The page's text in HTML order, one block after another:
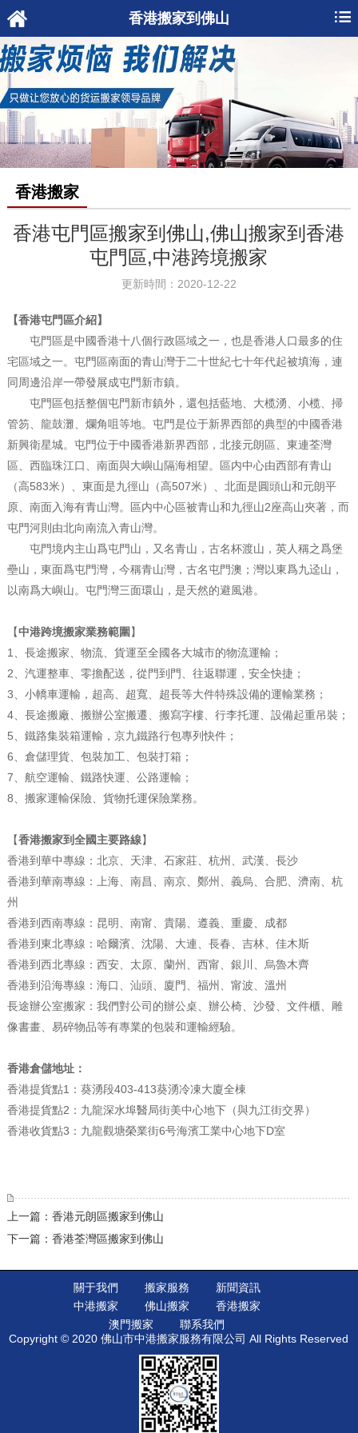
香港搬家到佛山
香港搬家
香港屯門區搬家到佛山,佛山搬家到香港
屯門區,中港跨境搬家
更新時間：2020-12-22
【香港屯門區介紹】
屯門區是中國香港十八個行政區域之一，也是香港人口最多的住
宅區域之一。屯門區南面的青山灣于二十世紀七十年代起被填海，連
同周邊沿岸一帶發展成屯門新市鎮。
屯門區包括整個屯門新市鎮外，還包括藍地、大榄湧、小榄、掃
管笏、龍鼓灘、爛角咀等地。屯門是位于新界西部的典型的中國香港
新興衛星城。 屯門位于中國香港新界西部，北接元朗區、東連荃灣
區、西臨珠江口、南面與大嶼山隔海相望。區内中心由西部有青山
（高583米）、東面是九徑山（高507米）、北面是圓頭山和元朗平
原、南面入海有青山灣。區内中心區被青山和九徑山2座高山夾著，而
屯門河則由北向南流入青山灣。
屯門境内主山爲屯門山，又名青山，古名杯渡山，英人稱之爲堡
壘山，東面爲屯門灣，今稱青山灣，古名屯門澳；灣以東爲九迳山，
以南爲大嶼山。屯門灣三面環山，是天然的避風港。
【中港跨境搬家業務範圍 】
1、長途搬家、物流、貨運至全國各大城市的物流運輸；
2、汽運整車、零擔配送，從門到門、往返聯運，安全快捷；
3、小轎車運輸，超高、超寬、超長等大件特殊設備的運輸業務；
4、長途搬廠、搬辦公室搬遷、搬寫字樓、行李托運、設備起重吊裝；
5、鐵路集裝箱運輸，京九鐵路行包專列快件；
6、倉儲理貨、包裝加工、包裝打箱；
7、航空運輸、鐵路快運、公路運輸；
8、搬家運輸保險、貨物托運保險業務。
【香港搬家到全國主要路線】
香港到華中專線：北京、天津、石家莊、杭州、武漢、長沙
香港到華南專線：上海、南昌、南京、鄭州、義烏、合肥、濟南、杭
州
香港到西南專線：昆明、南甯、貴陽、遵義、重慶、成都
香港到東北專線：哈爾濱、沈陽、大連、長春、吉林、佳木斯
香港到西北專線：西安、太原、蘭州、西甯、銀川、烏魯木齊
香港到沿海專線：海口、汕頭、廈門、福州、甯波、溫州
長途辦公室搬家：我們對公司的辦公桌、辦公椅、沙發、文件櫃、雕
像書畫、易碎物品等有專業的包裝和運輸經驗。
香港倉儲地址：
香港提貨點1：葵湧段403-413葵湧冷凍大廈全棟
香港提貨點2：九龍深水埠醫局街美中心地下（與九江街交界）
香港收貨點3：九龍觀塘榮業街6号海濱工業中心地下D室
上一篇：香港元朗區搬家到佛山
下一篇：香港荃灣區搬家到佛山
關于我們 搬家服務
新聞資訊
中港搬家
佛山搬家
香港搬家
澳門搬家
聯系我們
Copyright © 2020 佛山市中港搬家服務有限公司 All Rights Reserved